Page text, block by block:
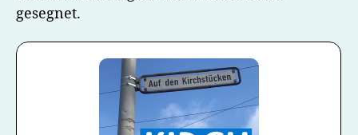
gesegnet.